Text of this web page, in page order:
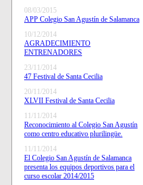
08/03/2015
APP Colegio San Agustín de Salamanca
10/12/2014
AGRADECIMIENTO
ENTRENADORES
23/11/2014
47 Festival de Santa Cecilia
20/11/2014
XLVII Festival de Santa Cecilia
11/11/2014
Reconocimiento al Colegio San Agustín
como centro educativo plurilingüe.
11/11/2014
El Colegio San Agustín de Salamanca
presenta los equipos deportivos para el
curso escolar 2014/2015